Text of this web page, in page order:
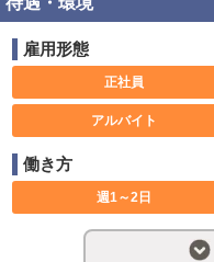
雇用形態
正社員
アルバイト
働き方
週1～2日
週5日以上